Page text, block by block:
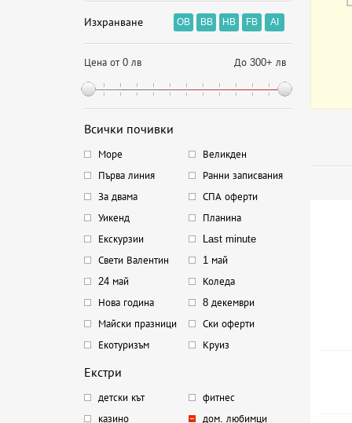
Изхранване OB BB HB FB AI
Цена от 0 лв До 300+ лв
Всички почивки
Море
Великден
Първа линия
Ранни записвания
За двама
СПА оферти
Уикенд
Планина
Екскурзии
Last minute
Свети Валентин
1 май
24 май
Коледа
Нова година
8 декември
Майски празници
Ски оферти
Екотуризъм
Круиз
Екстри
детски кът
фитнес
казино
дом. любимци